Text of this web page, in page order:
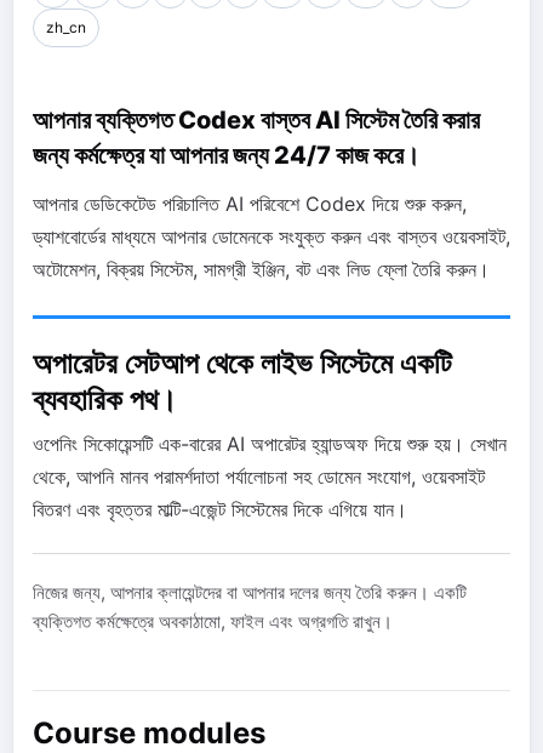
zh_cn
আপনার ব্যক্তিগত Codex বাস্তব AI সিস্টেম তৈরি করার
জন্য কর্মক্ষেত্র যা আপনার জন্য 24/7 কাজ করে।
আপনার ডেডিকেটেড পরিচালিত AI পরিবেশে Codex দিয়ে শুরু করুন,
ড্যাশবোর্ডের মাধ্যমে আপনার ডোমেনকে সংযুক্ত করুন এবং বাস্তব ওয়েবসাইট,
অটোমেশন, বিক্রয় সিস্টেম, সামগ্রী ইঞ্জিন, বট এবং লিড ফ্লো তৈরি করুন।
অপারেটর সেটআপ থেকে লাইভ সিস্টেমে একটি
ব্যবহারিক পথ।
ওপেনিং সিকোয়েন্সটি এক-বারের AI অপারেটর হ্যান্ডঅফ দিয়ে শুরু হয়। সেখান
থেকে, আপনি মানব পরামর্শদাতা পর্যালোচনা সহ ডোমেন সংযোগ, ওয়েবসাইট
বিতরণ এবং বৃহত্তর মাল্টি-এজেন্ট সিস্টেমের দিকে এগিয়ে যান।
নিজের জন্য, আপনার ক্লায়েন্টদের বা আপনার দলের জন্য তৈরি করুন। একটি
ব্যক্তিগত কর্মক্ষেত্রে অবকাঠামো, ফাইল এবং অগ্রগতি রাখুন।
Course modules